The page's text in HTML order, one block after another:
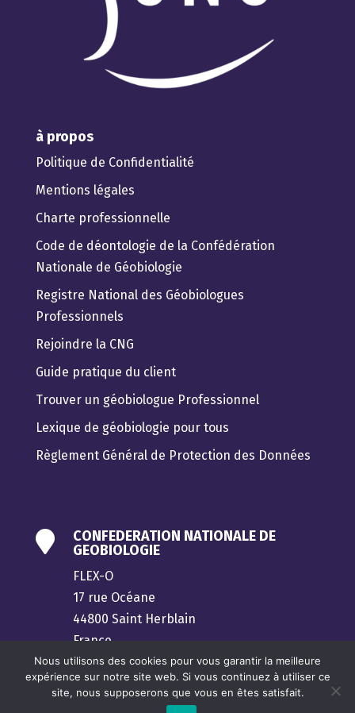
à propos
Politique de Confidentialité
Mentions légales
Charte professionnelle
Code de déontologie de la Confédération
Nationale de Géobiologie
Registre National des Géobiologues
Professionnels
Rejoindre la CNG
Guide pratique du client
Trouver un géobiologue Professionnel
Lexique de géobiologie pour tous
Règlement Général de Protection des Données

CONFEDERATION NATIONALE DE
GEOBIOLOGIE
FLEX-O
17 rue Océane
44800 Saint Herblain
France
contact@confederation-geobiologie.fr
Nous utilisons des cookies pour vous garantir la meilleure
expérience sur notre site web. Si vous continuez à utiliser ce
site, nous supposerons que vous en êtes satisfait.